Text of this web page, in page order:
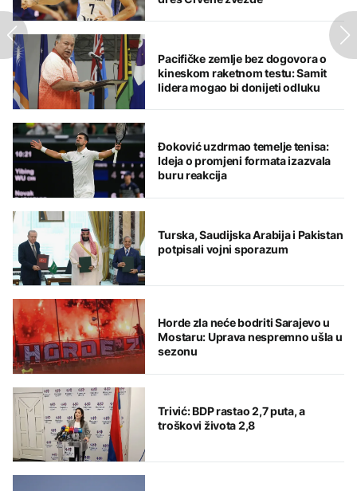
Pacifičke zemlje bez dogovora o
kineskom raketnom testu: Samit
lidera mogao bi donijeti odluku
Đoković uzdrmao temelje tenisa:
Ideja o promjeni formata izazvala
buru reakcija
Turska, Saudijska Arabija i Pakistan
potpisali vojni sporazum
Horde zla neće bodriti Sarajevo u
Mostaru: Uprava nespremno ušla u
sezonu
Trivić: BDP rastao 2,7 puta, a
troškovi života 2,8